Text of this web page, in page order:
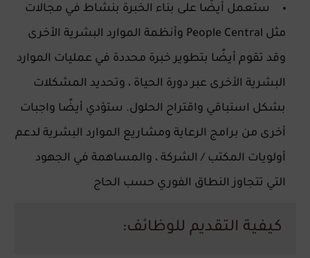
ستعمل أيضًا على بناء الخبرة بنشاط في مجالات
مثل People Central وأنظمة الموارد البشرية الأخرى
وقد تقوم أيضًا بتطوير خبرة محددة في عمليات الموارد
البشرية الأخرى عبر دورة الحياة ، وتحديد المشكلات
بشكل استباقي واقتراح الحلول. ستؤدي أيضًا واجبات
أخرى من برامج الرعاية ومشاريع الموارد البشرية لدعم
أولويات المكتب / الشركة ، والمساهمة في الجهود
التي تتجاوز النطاق الفوري حسب الحاج
كيفية التقديم للوظائف: